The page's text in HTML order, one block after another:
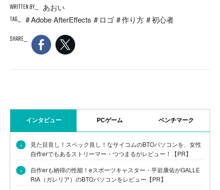
WRITTEN BY
あおい
TAG
Adobe AfterEffects ロゴ 作り方
初心者
SHARE
インタビュー PCゲーム ベンチマーク
›
見た目良し！スペック良し！なサイコムのBTOパソコンを、女性
自作erでもあるストリーマー・つつまるがレビュー！【PR】
›
自作erも納得の性能！eスポーツキャスター・平岩康佑がGALLE
RIA（ガレリア）のBTOパソコンをレビュー【PR】